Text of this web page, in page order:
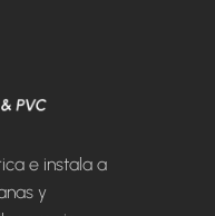
e instala a
y